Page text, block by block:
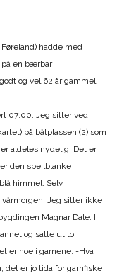
hadde med
på en bærbar
og vel 62 år gammel.
07:00. Jeg sitter ved
på båtplassen (2) som
aldeles nydelig! Det er
den speilblanke
himmel. Selv
Jeg sitter ikke
Magnar Dale. I
og satte ut to
er noe i garnene. -Hva
det er jo tida for garnfiske